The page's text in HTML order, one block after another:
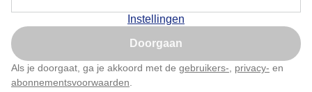
Instellingen
Doorgaan
Als je doorgaat, ga je akkoord met de gebruikers- privacy- en
abonnementsvoorwaarden
Na vandaag wordt het stapsgewijs boven de 30 C.
Door: Gijs Bastianen
Nu niet, misschien later
Klik hierom dit aan te passen